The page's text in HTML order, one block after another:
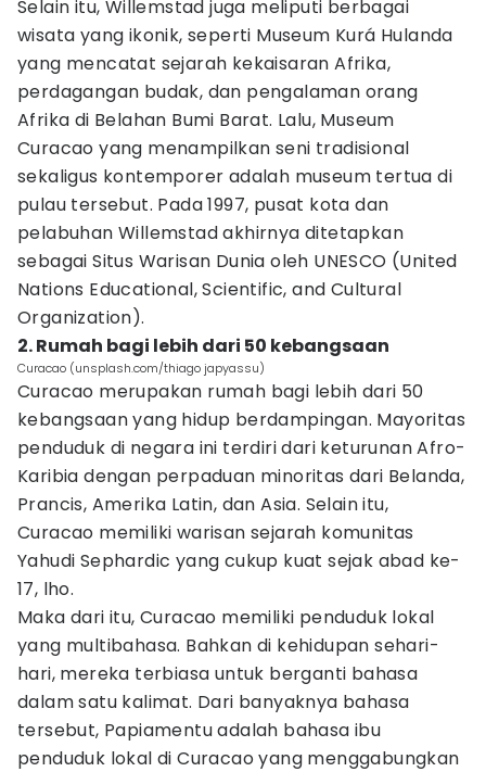
Selain itu, Willemstad juga meliputi berbagai
wisata yang ikonik, seperti Museum Kurá Hulanda
yang mencatat sejarah kekaisaran Afrika,
perdagangan budak, dan pengalaman orang
Afrika di Belahan Bumi Barat. Lalu, Museum
Curacao yang menampilkan seni tradisional
sekaligus kontemporer adalah museum tertua di
pulau tersebut. Pada 1997, pusat kota dan
pelabuhan Willemstad akhirnya ditetapkan
sebagai Situs Warisan Dunia oleh UNESCO (United
Nations Educational, Scientific, and Cultural
Organization).
2. Rumah bagi lebih dari 50 kebangsaan
Curacao (unsplash.com/thiago japyassu)
Curacao merupakan rumah bagi lebih dari 50
kebangsaan yang hidup berdampingan. Mayoritas
penduduk di negara ini terdiri dari keturunan Afro-
Karibia dengan perpaduan minoritas dari Belanda,
Prancis, Amerika Latin, dan Asia. Selain itu,
Curacao memiliki warisan sejarah komunitas
Yahudi Sephardic yang cukup kuat sejak abad ke-
17, lho.
Maka dari itu, Curacao memiliki penduduk lokal
yang multibahasa. Bahkan di kehidupan sehari-
hari, mereka terbiasa untuk berganti bahasa
dalam satu kalimat. Dari banyaknya bahasa
tersebut, Papiamentu adalah bahasa ibu
penduduk lokal di Curacao yang menggabungkan